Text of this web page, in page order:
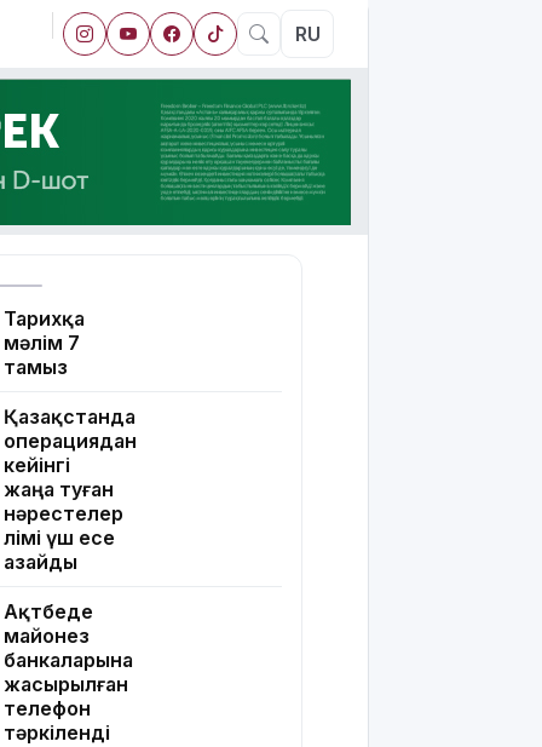
RU
Тарихқа
мәлім 7
тамыз
Қазақстанда
операциядан
кейінгі
жаңа туған
нәрестелер
өлімі үш есе
азайды
Ақтөбеде
майонез
банкаларына
жасырылған
телефон
тәркіленді